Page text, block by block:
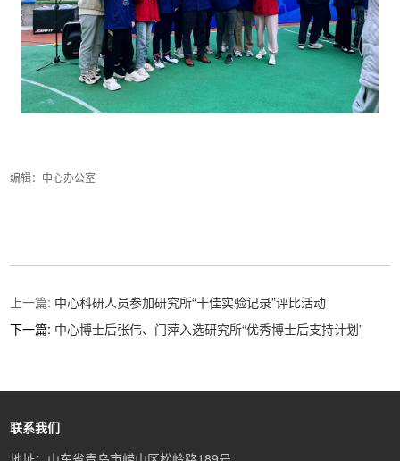
编辑：中心办公室
上一篇: 中心科研人员参加研究所“十佳实验记录”评比活动
下一篇: 中心博士后张伟、门萍入选研究所“优秀博士后支持计划”
联系我们